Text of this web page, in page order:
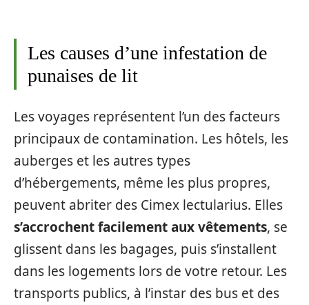
Les causes d’une infestation de
punaises de lit
Les voyages représentent l’un des facteurs
principaux de contamination. Les hôtels, les
auberges et les autres types
d’hébergements, même les plus propres,
peuvent abriter des Cimex lectularius. Elles
s’accrochent facilement aux vêtements, se
glissent dans les bagages, puis s’installent
dans les logements lors de votre retour. Les
transports publics, à l’instar des bus et des